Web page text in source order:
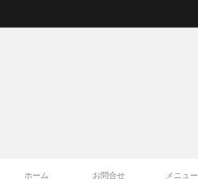
ホーム お問合せ メニュー